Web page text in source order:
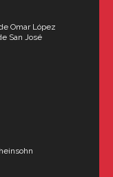
Omar López
San José